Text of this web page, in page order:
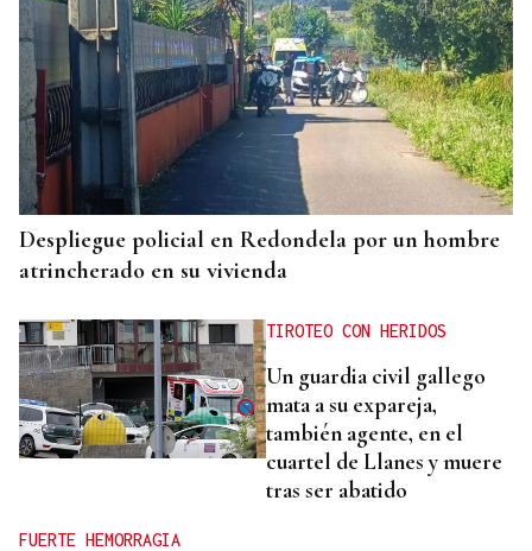
Despliegue policial en Redondela por un hombre
atrincherado en su vivienda
TIROTEO CON HERIDOS
Un guardia civil gallego
mata a su expareja,
también agente, en el
cuartel de Llanes y muere
tras ser abatido
FUERTE HEMORRAGIA